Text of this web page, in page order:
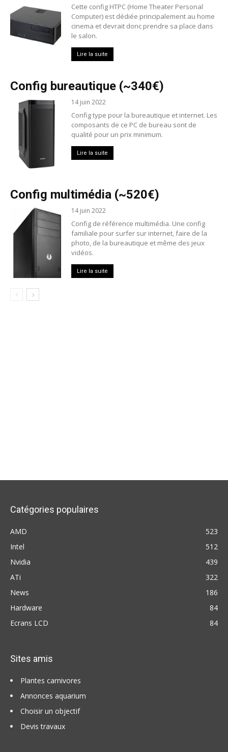
Cette config HTPC (Home Theater Personal
Computer) est dédiée principalement au home
cinema et devrait donc prendre sa place dans
le salon.
Lire la suite
Config bureautique (~340€)
14 juin 2022
Config type pour la bureautique et internet. Les
composants de ce PC de bureau sont de
qualité pour un prix minimum.
Lire la suite
Config multimédia (~520€)
14 juin 2022
Config de référence multimédia. Une config
familiale pour surfer sur internet, faire de la
photo, de la bureautique et même des jeux
vidéos.
Lire la suite
Catégories populaires
AMD
523
Intel
512
Nvidia
439
ATi
322
News
186
Hardware
84
Ecrans LCD
84
Sites amis
Plantes carnivores
Annonces aquarium
Choisir un objectif
Devis travaux